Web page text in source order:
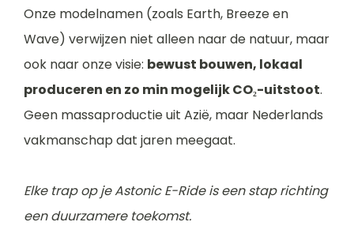
Onze modelnamen (zoals Earth, Breeze en
Wave) verwijzen niet alleen naar de natuur, maar
ook naar onze visie: bewust bouwen, lokaal
produceren en zo min mogelijk CO₂-uitstoot.
Geen massaproductie uit Azië, maar Nederlands
vakmanschap dat jaren meegaat.
Elke trap op je Astonic E-Ride is een stap richting
een duurzamere toekomst.